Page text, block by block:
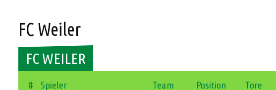
FC Weiler
FC WEILER
# Spieler Team Position Tore